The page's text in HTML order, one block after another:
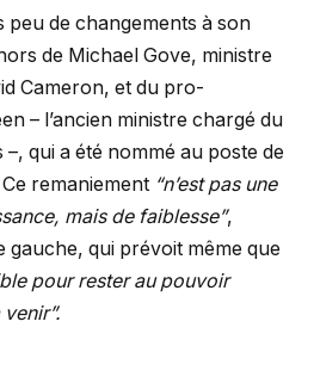
peu de changements à son
de Michael Gove, ministre
Cameron, et du pro-
– l’ancien ministre chargé du
–, qui a été nommé au poste de
remaniement “n’est pas une
mais de faiblesse”,
gauche, qui prévoit même que
pour rester au pouvoir